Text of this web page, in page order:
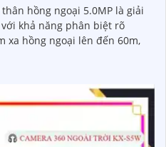
thân hồng ngoại 5.0MP là giải
khả năng phân biệt rõ